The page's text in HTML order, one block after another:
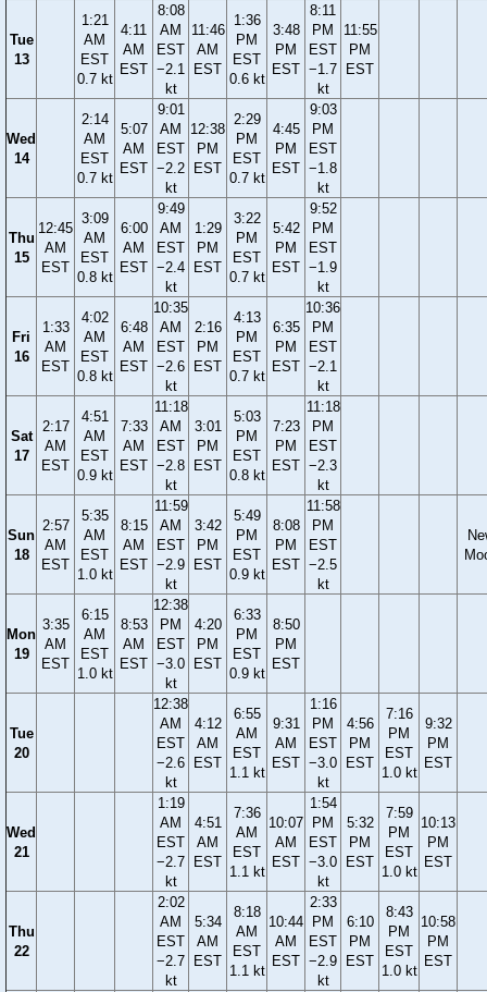
Tue
13
1:21
AM
EST
0.7 kt
4:11
AM
EST
8:08
AM
EST
−2.1
kt
11:46
AM
EST
1:36
PM
EST
0.6 kt
3:48
PM
EST
8:11
PM
EST
−1.7
kt
11:55
PM
EST
Wed
14
2:14
AM
EST
0.7 kt
5:07
AM
EST
9:01
AM
EST
−2.2
kt
12:38
PM
EST
2:29
PM
EST
0.7 kt
4:45
PM
EST
9:03
PM
EST
−1.8
kt
Thu
15
12:45
AM
EST
3:09
AM
EST
0.8 kt
6:00
AM
EST
9:49
AM
EST
−2.4
kt
1:29
PM
EST
3:22
PM
EST
0.7 kt
5:42
PM
EST
9:52
PM
EST
−1.9
kt
Fri
16
1:33
AM
EST
4:02
AM
EST
0.8 kt
6:48
AM
EST
10:35
AM
EST
−2.6
kt
2:16
PM
EST
4:13
PM
EST
0.7 kt
6:35
PM
EST
10:36
PM
EST
−2.1
kt
Sat
17
2:17
AM
EST
4:51
AM
EST
0.9 kt
7:33
AM
EST
11:18
AM
EST
−2.8
kt
3:01
PM
EST
5:03
PM
EST
0.8 kt
7:23
PM
EST
11:18
PM
EST
−2.3
kt
Sun
18
2:57
AM
EST
5:35
AM
EST
1.0 kt
8:15
AM
EST
11:59
AM
EST
−2.9
kt
3:42
PM
EST
5:49
PM
EST
0.9 kt
8:08
PM
EST
11:58
PM
EST
−2.5
kt
Mon
19
3:35
AM
EST
6:15
AM
EST
1.0 kt
8:53
AM
EST
12:38
PM
EST
−3.0
kt
4:20
PM
EST
6:33
PM
EST
0.9 kt
8:50
PM
EST
Tue
20
12:38
AM
EST
−2.6
kt
4:12
AM
EST
6:55
AM
EST
1.1 kt
9:31
AM
EST
1:16
PM
EST
−3.0
kt
4:56
PM
EST
7:16
PM
EST
1.0 kt
9:32
PM
EST
Wed
21
1:19
AM
EST
−2.7
kt
4:51
AM
EST
7:36
AM
EST
1.1 kt
10:07
AM
EST
1:54
PM
EST
−3.0
kt
5:32
PM
EST
7:59
PM
EST
1.0 kt
10:13
PM
EST
Thu
22
2:02
AM
EST
−2.7
kt
5:34
AM
EST
8:18
AM
EST
1.1 kt
10:44
AM
EST
2:33
PM
EST
−2.9
kt
6:10
PM
EST
8:43
PM
EST
1.0 kt
10:58
PM
EST